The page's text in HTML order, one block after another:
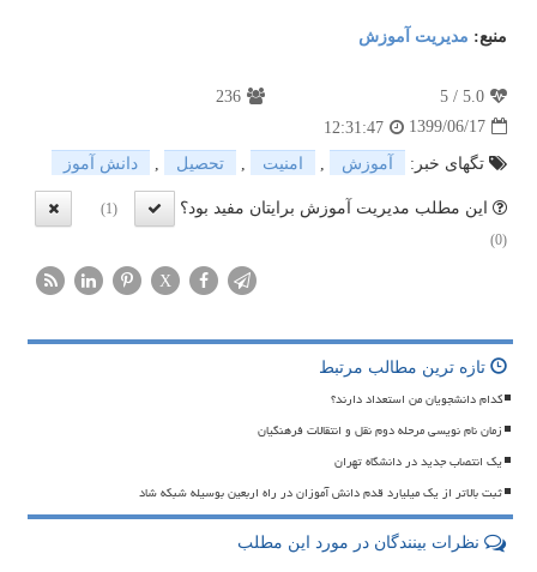
منبع: مدیریت آموزش
5.0
/
5
236
1399/06/17
12:31:47
تگهای خبر:
آموزش , امنیت , تحصیل , دانش آموز
این مطلب مدیریت آموزش برایتان مفید بود؟
(1)
(0)
X
تازه ترین مطالب مرتبط
کدام دانشجویان من استعداد دارند؟
زمان نام نویسی مرحله دوم نقل و انتقالات فرهنگیان
یک انتصاب جدید در دانشگاه تهران
ثبت بالاتر از یک میلیارد قدم دانش آموزان در راه اربعین بوسیله شبکه شاد
نظرات بینندگان در مورد این مطلب